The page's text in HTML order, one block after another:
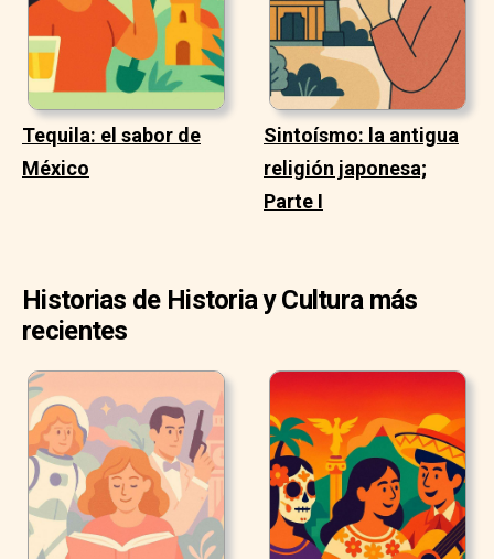
Tequila: el sabor de
México
Sintoísmo: la antigua
religión japonesa;
Parte I
Historias de Historia y Cultura más
recientes